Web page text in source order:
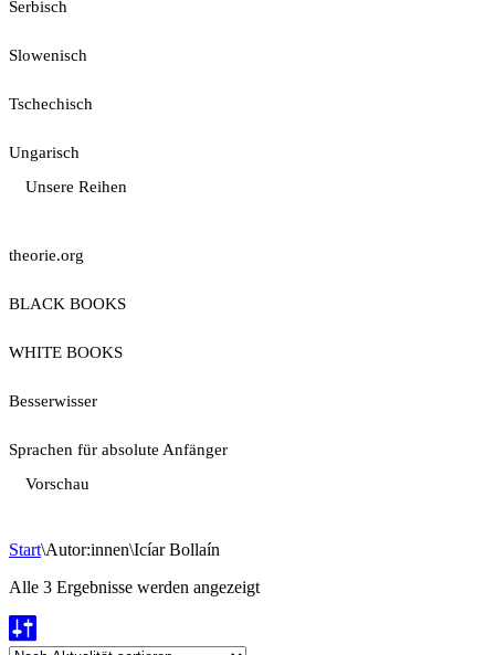
Serbisch
Slowenisch
Tschechisch
Ungarisch
Unsere Reihen
theorie.org
BLACK BOOKS
WHITE BOOKS
Besserwisser
Sprachen für absolute Anfänger
Vorschau
Start\Autor:innen\Icíar Bollaín
Alle 3 Ergebnisse werden angezeigtNach